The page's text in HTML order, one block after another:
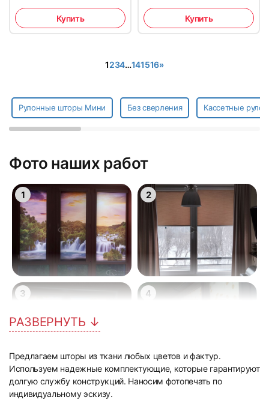
Купить Купить
1234…141516»
Рулонные шторы Мини Без сверления Кассетные
Фото наших работ
1 2
3 4
5
РАЗВЕРНУТЬ ↓
Предлагаем шторы из ткани любых цветов и фактур.
Используем надежные комплектующие, которые гарантируют
долгую службу конструкций. Наносим фотопечать по
индивидуальному эскизу.